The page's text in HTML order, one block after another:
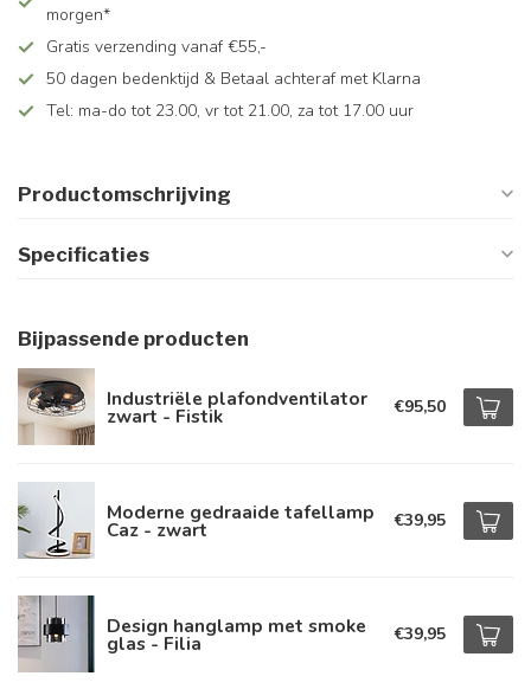
morgen*
Gratis verzending vanaf €55,-
50 dagen bedenktijd & Betaal achteraf met Klarna
Tel: ma-do tot 23.00, vr tot 21.00, za tot 17.00 uur
Productomschrijving
Specificaties
Bijpassende producten
Industriële plafondventilator
zwart - Fistik €95,50
Moderne gedraaide tafellamp
Caz - zwart €39,95
Design hanglamp met smoke
glas - Filia €39,95